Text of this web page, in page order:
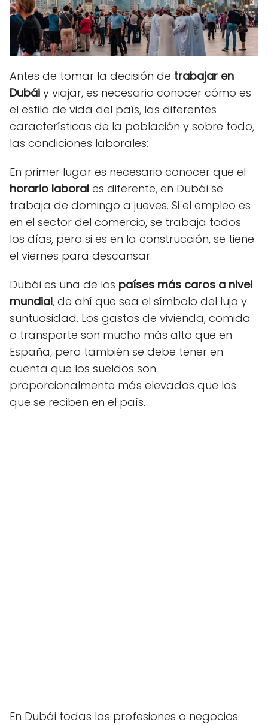
Antes de tomar la decisión de trabajar en
Dubái y viajar, es necesario conocer cómo es
el estilo de vida del país, las diferentes
características de la población y sobre todo,
las condiciones laborales:
En primer lugar es necesario conocer que el
horario laboral es diferente, en Dubái se
trabaja de domingo a jueves. Si el empleo es
en el sector del comercio, se trabaja todos
los días, pero si es en la construcción, se tiene
el viernes para descansar.
Dubái es una de los países más caros a nivel
mundial, de ahí que sea el símbolo del lujo y
suntuosidad. Los gastos de vivienda, comida
o transporte son mucho más alto que en
España, pero también se debe tener en
cuenta que los sueldos son
proporcionalmente más elevados que los
que se reciben en el país.
En Dubái todas las profesiones o negocios